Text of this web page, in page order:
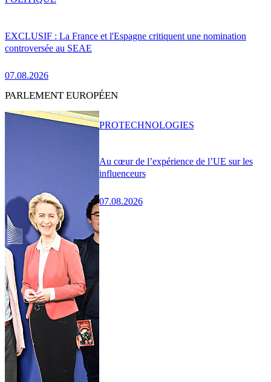
EXCLUSIF : La France et l'Espagne critiquent une nomination
controversée au SEAE
07.08.2026
PARLEMENT EUROPÉEN
Au cœur de l’expérience de l’UE sur les
influenceurs
07.08.2026
PROTECHNOLOGIES